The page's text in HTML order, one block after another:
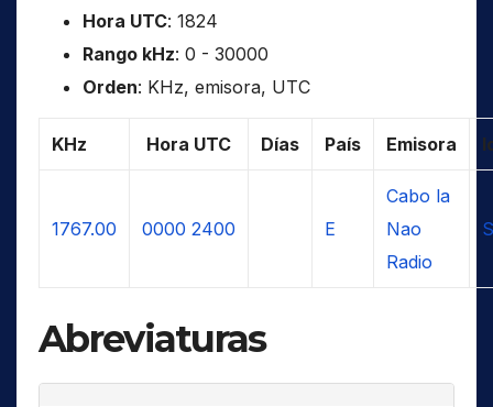
Hora UTC: 1824
Rango kHz: 0 - 30000
Orden: KHz, emisora, UTC
KHz Hora UTC Días País Emisora
1767.00 0000 2400 E
Cabo la
Nao
Radio
Abreviaturas